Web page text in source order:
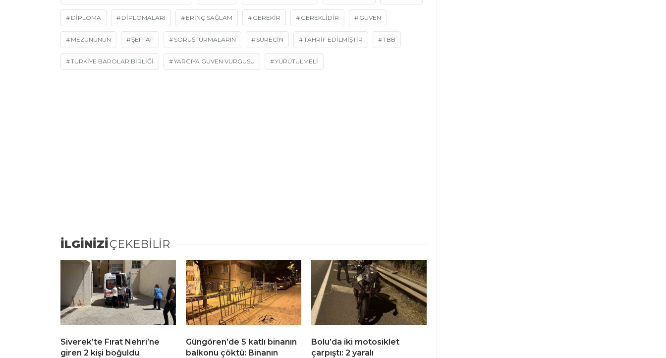
DIPLOMA DİPLOMALARI ERINÇ SAĞLAM GEREKİR GEREKLİDİR GÜVEN
MEZUNUNUN ŞEFFAF SORUŞTURMALARIN SÜRECİN TAHRİF EDİLMİŞTİR TBB
TÜRKİYE BAROLAR BİRLİĞİ YARGIYA GÜVEN VURGUSU YÜRÜTÜLMELİ
İLGİNİZİÇEKEBİLİR
Siverek’te Fırat Nehri’ne
giren 2 kişi boğuldu
Güngören’de 5 katlı binanın
balkonu çöktü: Binanın
Bolu’da iki motosiklet
çarpıştı: 2 yaralı